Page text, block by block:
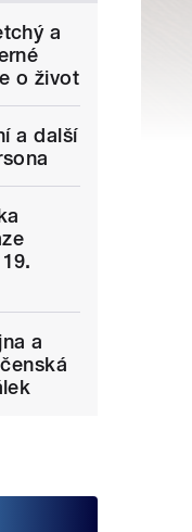
a
o život
a další
a